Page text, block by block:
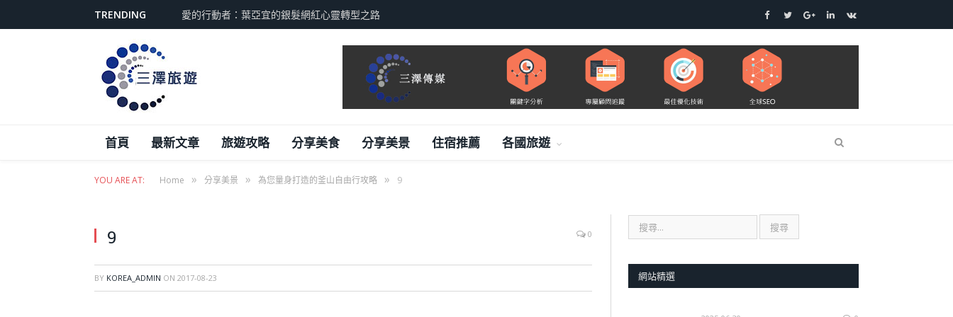
TRENDING 愛的行動者：葉亞宜的銀髮網紅心靈轉型之路 Facebook
TwitterGoogle+LinkedIn
VK
首頁 最新文章 旅遊攻略 分享美食 分享美景 住宿推薦 各國旅遊
YOU ARE AT: Home » 分享美景 » 為您量身打造的釜山自由行攻略 » 9
9 0
BY KOREA_ADMIN ON 2017-08-23 網站精選